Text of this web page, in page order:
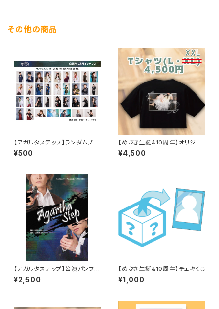
その他の商品
【アガルタステップ】ランダムブロ
マイド
¥500
【めぶき生誕&10周年】オリジナ
ルTシャツ
¥4,500
【アガルタステップ】公演パンフレ
ット
¥2,500
【めぶき生誕&10周年】チェキくじ
¥1,000